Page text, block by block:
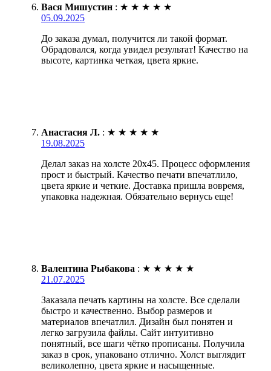
Вася Мишустин : ★ ★ ★ ★ ★
05.09.2025
До заказа думал, получится ли такой формат.
Обрадовался, когда увидел результат! Качество на
высоте, картинка четкая, цвета яркие.
Анастасия Л. : ★ ★ ★ ★ ★
19.08.2025
Делал заказ на холсте 20х45. Процесс оформления
прост и быстрый. Качество печати впечатлило,
цвета яркие и четкие. Доставка пришла вовремя,
упаковка надежная. Обязательно вернусь еще!
Валентина Рыбакова : ★ ★ ★ ★ ★
21.07.2025
Заказала печать картины на холсте. Все сделали
быстро и качественно. Выбор размеров и
материалов впечатлил. Дизайн был понятен и
легко загрузила файлы. Сайт интуитивно
понятный, все шаги чётко прописаны. Получила
заказ в срок, упаковано отлично. Холст выглядит
великолепно, цвета яркие и насыщенные.